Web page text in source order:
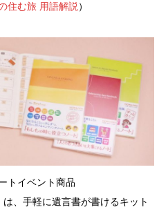
住む旅 用語解説 ）
トイベント商品
、手軽に遺言書が書けるキット